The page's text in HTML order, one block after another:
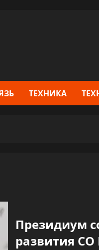
ТЕХНИКА
Президиум
развития СО